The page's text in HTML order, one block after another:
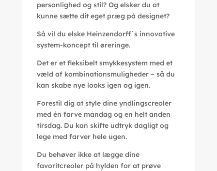
personlighed og stil? Og elsker du at
kunne sætte dit eget præg på designet?
Så vil du elske Heinzendorff´s innovative
system-koncept til øreringe.
Det er et fleksibelt smykkesystem med et
væld af kombinationsmuligheder – så du
kan skabe nye looks igen og igen.
Forestil dig at style dine yndlingscreoler
med én farve mandag og en helt anden
tirsdag. Du kan skifte udtryk dagligt og
lege med farver hele ugen.
Du behøver ikke at lægge dine
favoritcreoler på hylden for at prøve